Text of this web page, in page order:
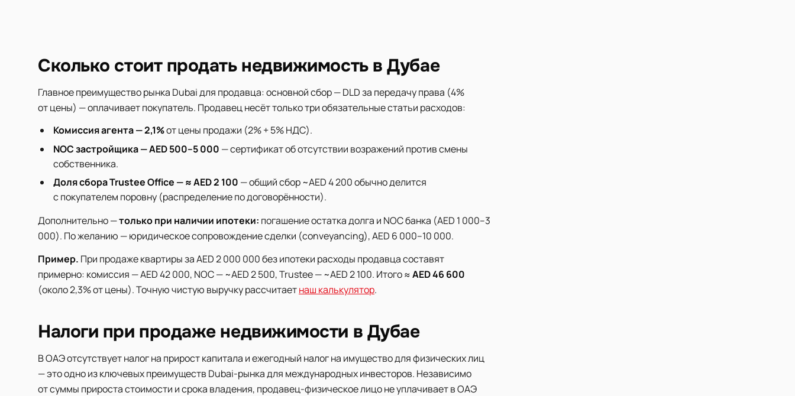
Сколько стоит продать недвижимость в Дубае
Главное преимущество рынка Dubai для продавца: основной сбор — DLD за передачу права (4%
от цены) — оплачивает покупатель. Продавец несёт только три обязательные статьи расходов:
Комиссия агента — 2,1%от цены продажи (2% + 5% НДС).
NOC застройщика — AED 500–5 000 — сертификат об отсутствии возражений против смены
собственника.
Доля сбора Trustee Office — ≈ AED 2 100 — общий сбор ~AED 4 200 обычно делится
с покупателем поровну (распределение по договорённости).
Дополнительно —только при наличии ипотеки: погашение остатка долга и NOC банка (AED 1 000–3
000). По желанию — юридическое сопровождение сделки (conveyancing), AED 6 000–10 000.
Пример. При продаже квартиры за AED 2 000 000 без ипотеки расходы продавца составят
примерно: комиссия — AED 42 000, NOC — ~AED 2 500, Trustee — ~AED 2 100. Итого ≈AED 46 600
(около 2,3% от цены). Точную чистую выручку рассчитаетнаш калькулятор.
Налоги при продаже недвижимости в Дубае
В ОАЭ отсутствует налог на прирост капитала и ежегодный налог на имущество для физических лиц
— это одно из ключевых преимуществ Dubai-рынка для международных инвесторов. Независимо
от суммы прироста стоимости и срока владения, продавец-физическое лицо не уплачивает в ОАЭ